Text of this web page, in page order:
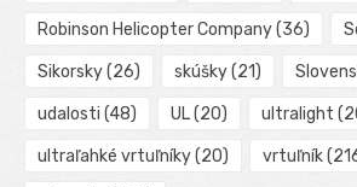
Robinson Helicopter Company(36)
Sikorsky(26) skúšky(21)
udalosti (48) UL(20) ultralight
ultraľahké vrtuľníky(20) vrtuľník